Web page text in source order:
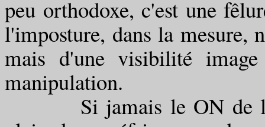
peu orthodoxe, c'est une
l'imposture, dans la mesure,
mais d'une visibilité
manipulation.
Si jamais le ON de